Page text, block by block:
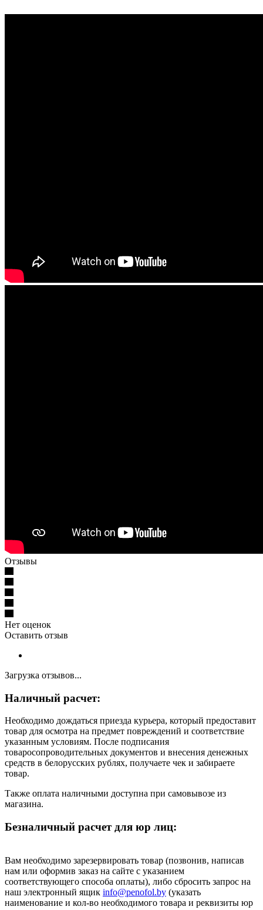
Отзывы
Нет оценок
Оставить отзыв
Загрузка отзывов...
Наличный расчет:
Необходимо дождаться приезда курьера, который предоставит
товар для осмотра на предмет повреждений и соответствие
указанным условиям. После подписания
товаросопроводительных документов и внесения денежных
средств в белорусских рублях, получаете чек и забираете
товар.
Также оплата наличными доступна при самовывозе из
магазина.
Безналичный расчет для юр лиц:
Вам необходимо зарезервировать товар (позвонив, написав
нам или оформив заказ на сайте с указанием
соответствующего способа оплаты), либо сбросить запрос на
наш электронный ящик info@penofol.by (указать
наименование и кол-во необходимого товара и реквизиты юр